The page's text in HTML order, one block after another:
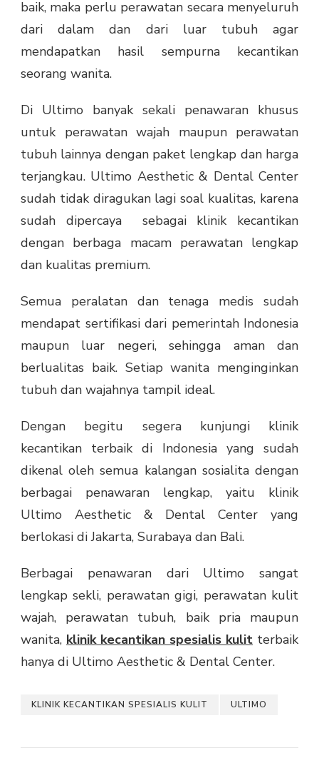
baik, maka perlu perawatan secara menyeluruh
dari dalam dan dari luar tubuh agar
mendapatkan hasil sempurna kecantikan
seorang wanita.
Di Ultimo banyak sekali penawaran khusus
untuk perawatan wajah maupun perawatan
tubuh lainnya dengan paket lengkap dan harga
terjangkau. Ultimo Aesthetic & Dental Center
sudah tidak diragukan lagi soal kualitas, karena
sudah dipercaya sebagai klinik kecantikan
dengan berbaga macam perawatan lengkap
dan kualitas premium.
Semua peralatan dan tenaga medis sudah
mendapat sertifikasi dari pemerintah Indonesia
maupun luar negeri, sehingga aman dan
berlualitas baik. Setiap wanita menginginkan
tubuh dan wajahnya tampil ideal.
Dengan begitu segera kunjungi klinik
kecantikan terbaik di Indonesia yang sudah
dikenal oleh semua kalangan sosialita dengan
berbagai penawaran lengkap, yaitu klinik
Ultimo Aesthetic & Dental Center yang
berlokasi di Jakarta, Surabaya dan Bali.
Berbagai penawaran dari Ultimo sangat
lengkap sekli, perawatan gigi, perawatan kulit
wajah, perawatan tubuh, baik pria maupun
wanita, klinik kecantikan spesialis kulit terbaik
hanya di Ultimo Aesthetic & Dental Center.
KLINIK KECANTIKAN SPESIALIS KULIT ULTIMO